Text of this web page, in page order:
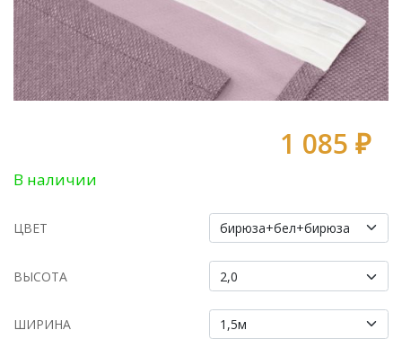
1 085 ₽
В наличии
ЦВЕТ
ВЫСОТА
ШИРИНА